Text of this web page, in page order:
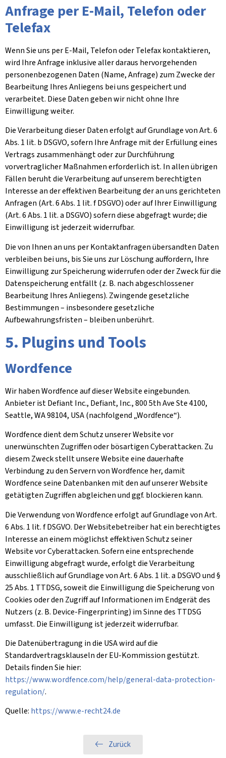
Anfrage per E-Mail, Telefon oder
Telefax
Wenn Sie uns per E-Mail, Telefon oder Telefax kontaktieren,
wird Ihre Anfrage inklusive aller daraus hervorgehenden
personenbezogenen Daten (Name, Anfrage) zum Zwecke der
Bearbeitung Ihres Anliegens bei uns gespeichert und
verarbeitet. Diese Daten geben wir nicht ohne Ihre
Einwilligung weiter.
Die Verarbeitung dieser Daten erfolgt auf Grundlage von Art. 6
Abs. 1 lit. b DSGVO, sofern Ihre Anfrage mit der Erfüllung eines
Vertrags zusammenhängt oder zur Durchführung
vorvertraglicher Maßnahmen erforderlich ist. In allen übrigen
Fällen beruht die Verarbeitung auf unserem berechtigten
Interesse an der effektiven Bearbeitung der an uns gerichteten
Anfragen (Art. 6 Abs. 1 lit. f DSGVO) oder auf Ihrer Einwilligung
(Art. 6 Abs. 1 lit. a DSGVO) sofern diese abgefragt wurde; die
Einwilligung ist jederzeit widerrufbar.
Die von Ihnen an uns per Kontaktanfragen übersandten Daten
verbleiben bei uns, bis Sie uns zur Löschung auffordern, Ihre
Einwilligung zur Speicherung widerrufen oder der Zweck für die
Datenspeicherung entfällt (z. B. nach abgeschlossener
Bearbeitung Ihres Anliegens). Zwingende gesetzliche
Bestimmungen – insbesondere gesetzliche
Aufbewahrungsfristen – bleiben unberührt.
5. Plugins und Tools
Wordfence
Wir haben Wordfence auf dieser Website eingebunden.
Anbieter ist Defiant Inc., Defiant, Inc., 800 5th Ave Ste 4100,
Seattle, WA 98104, USA (nachfolgend „Wordfence“).
Wordfence dient dem Schutz unserer Website vor
unerwünschten Zugriffen oder bösartigen Cyberattacken. Zu
diesem Zweck stellt unsere Website eine dauerhafte
Verbindung zu den Servern von Wordfence her, damit
Wordfence seine Datenbanken mit den auf unserer Website
getätigten Zugriffen abgleichen und ggf. blockieren kann.
Die Verwendung von Wordfence erfolgt auf Grundlage von Art.
6 Abs. 1 lit. f DSGVO. Der Websitebetreiber hat ein berechtigtes
Interesse an einem möglichst effektiven Schutz seiner
Website vor Cyberattacken. Sofern eine entsprechende
Einwilligung abgefragt wurde, erfolgt die Verarbeitung
ausschließlich auf Grundlage von Art. 6 Abs. 1 lit. a DSGVO und §
25 Abs. 1 TTDSG, soweit die Einwilligung die Speicherung von
Cookies oder den Zugriff auf Informationen im Endgerät des
Nutzers (z. B. Device-Fingerprinting) im Sinne des TTDSG
umfasst. Die Einwilligung ist jederzeit widerrufbar.
Die Datenübertragung in die USA wird auf die
Standardvertragsklauseln der EU-Kommission gestützt.
Details finden Sie hier:
https://www.wordfence.com/help/general-data-protection-
regulation/.
Quelle: https://www.e-recht24.de
Zurück